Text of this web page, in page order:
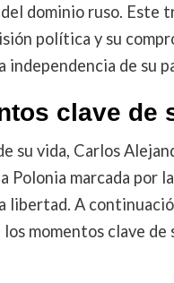
dominio ruso. Este
política y su
independencia de su
clave de
su vida, Carlos
Polonia marcada por
libertad. A
momentos clave de